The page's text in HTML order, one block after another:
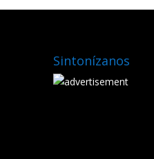
Sintonízanos